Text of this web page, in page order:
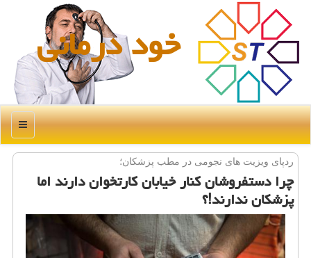
خود درمانی
منو
ردپای ویزیت های نجومی در مطب پزشكان؛
چرا دستفروشان كنار خیابان كارتخوان دارند اما
پزشكان ندارند!؟